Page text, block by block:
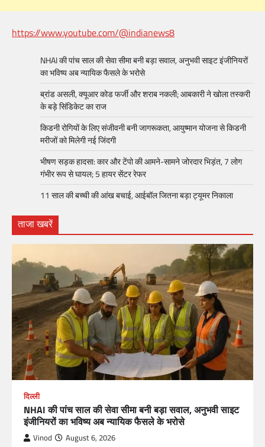
https://www.youtube.com/@indianews8
NHAI की पांच साल की सेवा सीमा बनी बड़ा सवाल, अनुभवी साइट इंजीनियरों
का भविष्य अब न्यायिक फैसले के भरोसे
ब्रांड असली, क्यूआर कोड फर्जी और शराब नकली; आबकारी ने खोला तस्करी
के बड़े सिंडिकेट का राज
किडनी रोगियों के लिए संजीवनी बनी जागरूकता, आयुष्मान योजना से किडनी
मरीजों को मिलेगी नई जिंदगी
भीषण सड़क हादसा: कार और टेंपो की आमने-सामने जोरदार भिड़ंत, 7 लोग
गंभीर रूप से घायल; 5 हायर सेंटर रेफर​
11 साल की बच्ची की आंख बचाई, आईबॉल जितना बड़ा ट्यूमर निकाला
ताजा खबरें
दिल्ली
NHAI की पांच साल की सेवा सीमा बनी बड़ा सवाल, अनुभवी साइट
इंजीनियरों का भविष्य अब न्यायिक फैसले के भरोसे
Vinod August 6, 2026